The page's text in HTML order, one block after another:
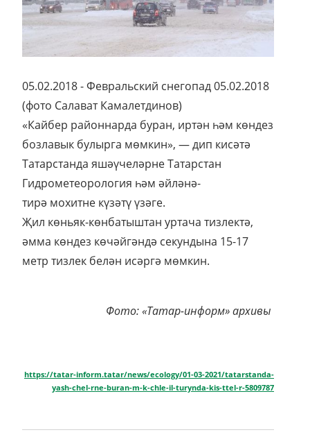
05.02.2018 - Февральский снегопад 05.02.2018
(фото Салават Камалетдинов)
«Кайбер районнарда буран, иртән һәм көндез
бозлавык булырга мөмкин», — дип кисәтә
Татарстанда яшәүчеләрне Татарстан
Гидрометеорология һәм әйләнә-
тирә мохитне күзәтү үзәге.
Җил көньяк-көнбатыштан уртача тизлектә,
әмма көндез көчәйгәндә секундына 15-17
метр тизлек белән исәргә мөмкин.
Фото: «Татар-информ» архивы
https://tatar-inform.tatar/news/ecology/01-03-2021/tatarstanda-
yash-chel-rne-buran-m-k-chle-il-turynda-kis-ttel-r-5809787